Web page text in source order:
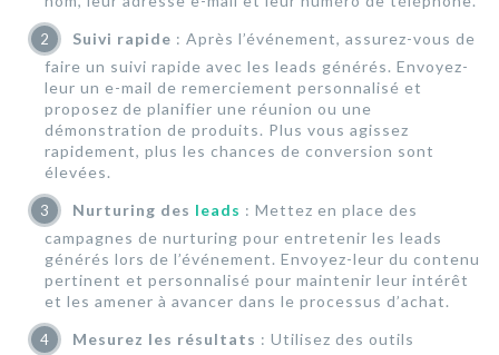
Suivi rapide : Après l’événement, assurez-vous de
faire un suivi rapide avec les leads générés. Envoyez-
leur un e-mail de remerciement personnalisé et
proposez de planifier une réunion ou une
démonstration de produits. Plus vous agissez
rapidement, plus les chances de conversion sont
élevées.
Nurturing des leads : Mettez en place des
campagnes de nurturing pour entretenir les leads
générés lors de l’événement. Envoyez-leur du contenu
pertinent et personnalisé pour maintenir leur intérêt
et les amener à avancer dans le processus d’achat.
Mesurez les résultats : Utilisez des outils